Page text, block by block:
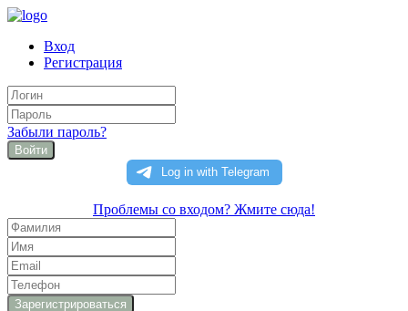
Вход
Регистрация
Забыли пароль?
Войти
Проблемы со входом? Жмите сюда!